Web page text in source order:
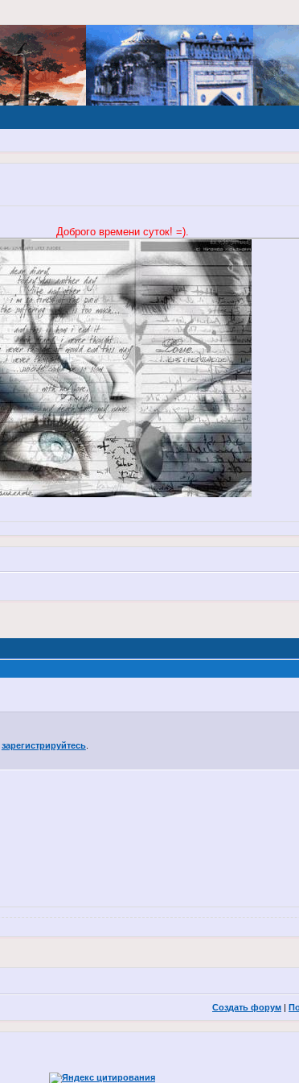
Доброго времени суток! =).
зарегистрируйтесь.
Создать форум |